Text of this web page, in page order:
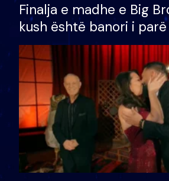
Finalja e madhe e Big
kush është banori i
shtëpinë dhe humb
të fituar çmimin e madh